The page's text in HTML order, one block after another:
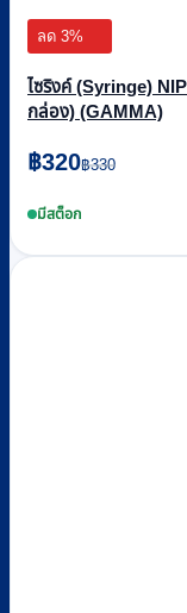
ลด 3%
ไซริงค์ (Syringe)
กล่อง) (GAMMA)
฿330
Original
was:
฿320
Current
is:มีสต็อก